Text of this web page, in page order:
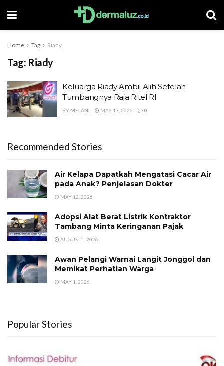
Home Tag Riady
Tag: Riady
Keluarga Riady Ambil Alih Setelah
Tumbangnya Raja Ritel RI
BY MELANI MAY 17, 2026 0
Recommended Stories
Air Kelapa Dapatkah Mengatasi Cacar Air
pada Anak? Penjelasan Dokter
MAY 12, 2026
Adopsi Alat Berat Listrik Kontraktor
Tambang Minta Keringanan Pajak
AUGUST 1, 2026
Awan Pelangi Warnai Langit Jonggol dan
Memikat Perhatian Warga
MAY 1, 2026
Popular Stories